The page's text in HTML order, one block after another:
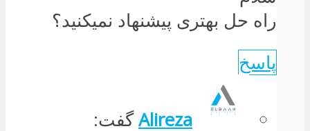
راه حل بهتری پیشنهاد نمیکنید؟
پاسخ
Alireza گفت: